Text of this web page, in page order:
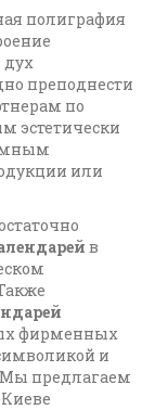
полиграфия
преподнести
по
эстетически
или
в
фирменных
и
предлагаем